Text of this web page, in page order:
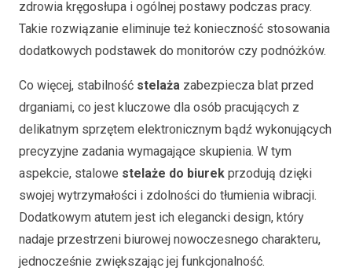
zdrowia kręgosłupa i ogólnej postawy podczas pracy.
Takie rozwiązanie eliminuje też konieczność stosowania
dodatkowych podstawek do monitorów czy podnóżków.
Co więcej, stabilność stelaża zabezpiecza blat przed
drganiami, co jest kluczowe dla osób pracujących z
delikatnym sprzętem elektronicznym bądź wykonujących
precyzyjne zadania wymagające skupienia. W tym
aspekcie, stalowe stelaże do biurek przodują dzięki
swojej wytrzymałości i zdolności do tłumienia wibracji.
Dodatkowym atutem jest ich elegancki design, który
nadaje przestrzeni biurowej nowoczesnego charakteru,
jednocześnie zwiększając jej funkcjonalność.